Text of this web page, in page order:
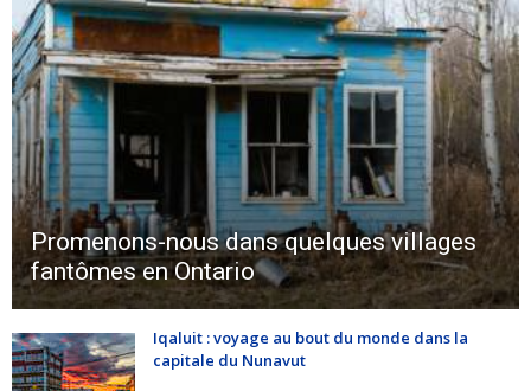
Promenons-nous dans quelques villages
fantômes en Ontario
Iqaluit : voyage au bout du monde dans la
capitale du Nunavut